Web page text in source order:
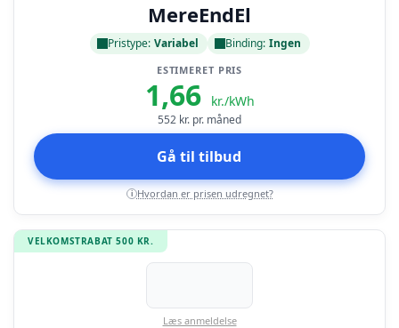
MereEndEl
Pristype: Variabel Binding: Ingen
ESTIMERET PRIS
1,66 kr./kWh
552 kr. pr. måned
Gå til tilbud
i Hvordan er prisen udregnet?
VELKOMSTRABAT 500 KR.
Læs anmeldelse